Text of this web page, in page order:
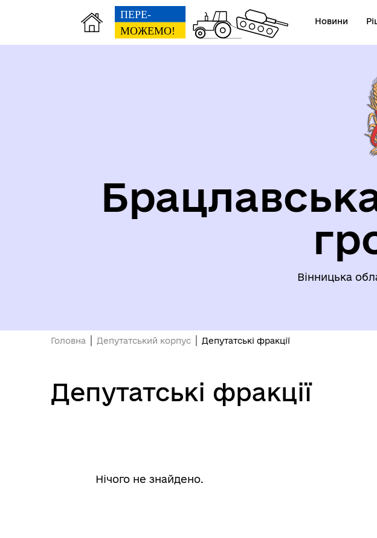
Новини
Вінницька
Головна Депутатський корпус Депутатські фракції
Депутатські фракції
Нічого не знайдено.